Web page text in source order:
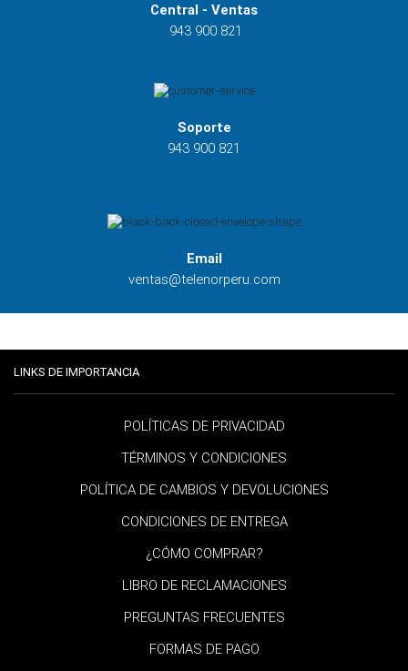
Central - Ventas
943 900 821
Soporte
943 900 821
Email
ventas@telenorperu.com
LINKS DE IMPORTANCIA
POLÍTICAS DE PRIVACIDAD
TÉRMINOS Y CONDICIONES
POLÍTICA DE CAMBIOS Y DEVOLUCIONES
CONDICIONES DE ENTREGA
¿CÓMO COMPRAR?
LIBRO DE RECLAMACIONES
PREGUNTAS FRECUENTES
FORMAS DE PAGO